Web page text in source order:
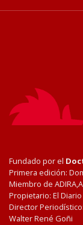
Fundado por el
Primera edición:
Miembro de
Propietario: El Diario
Director Periodístico:
Walter René Goñi